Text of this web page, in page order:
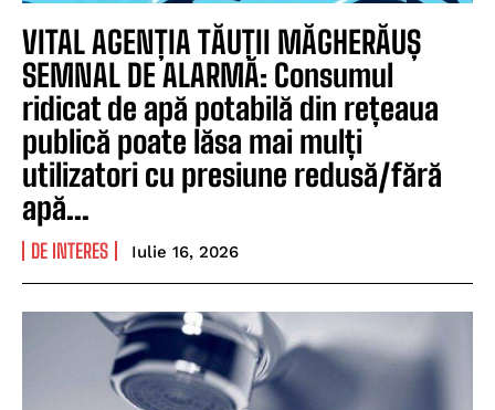
VITAL AGENȚIA TĂUȚII MĂGHERĂUȘ
SEMNAL DE ALARMĂ: Consumul
ridicat de apă potabilă din rețeaua
publică poate lăsa mai mulți
utilizatori cu presiune redusă/fără
apă...
DE INTERES Iulie 16, 2026